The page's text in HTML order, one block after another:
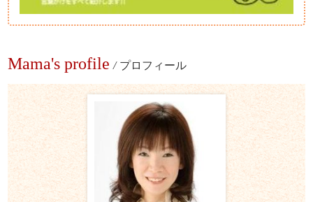
Mama's profile / プロフィール